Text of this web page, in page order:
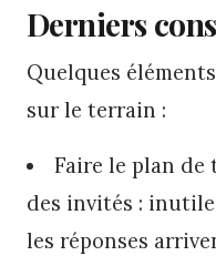
Derniers
Quelques
sur le terrain :
Faire le plan de
des invités :
les réponses